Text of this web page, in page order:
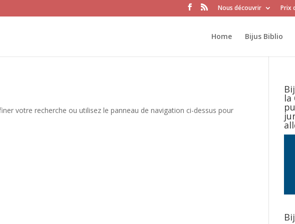
Nous découvrir Prix
Home Bijus Biblio
votre recherche ou utilisez le panneau de navigation ci-dessus pour
la